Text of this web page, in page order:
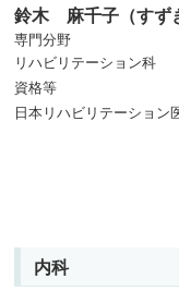
鈴木 麻千子（すず
専門分野
リハビリテーション科
資格等
日本リハビリテーション
内科